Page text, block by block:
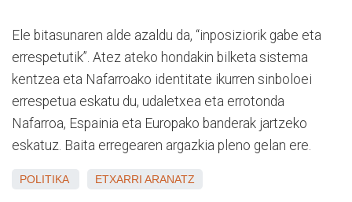
Ele bitasunaren alde azaldu da, “inposiziorik gabe eta
errespetutik”. Atez ateko hondakin bilketa sistema
kentzea eta Nafarroako identitate ikurren sinboloei
errespetua eskatu du, udaletxea eta errotonda
Nafarroa, Espainia eta Europako banderak jartzeko
eskatuz. Baita erregearen argazkia pleno gelan ere.
POLITIKA ETXARRI ARANATZ